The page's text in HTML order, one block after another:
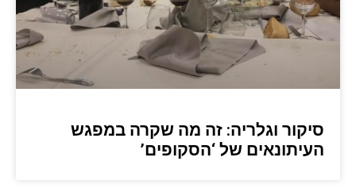
סיקור וגלריה: זה מה שקרה במפגש
העיתונאים של ‘הסקופים’